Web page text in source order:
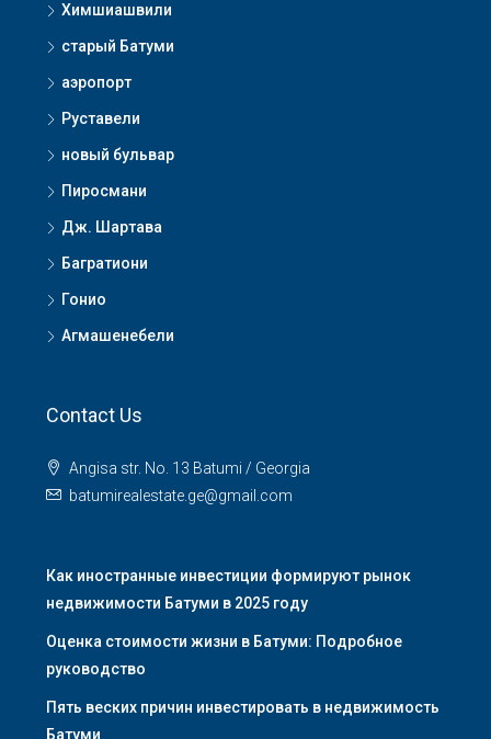
Химшиашвили
старый Батуми
аэропорт
Руставели
новый бульвар
Пиросмани
Дж. Шартава
Багратиони
Гонио
Агмашенебели
Contact Us
Angisa str. No. 13 Batumi / Georgia
batumirealestate.ge@gmail.com
Как иностранные инвестиции формируют рынок
недвижимости Батуми в 2025 году
Оценка стоимости жизни в Батуми: Подробное
руководство
Пять веских причин инвестировать в недвижимость
Батуми